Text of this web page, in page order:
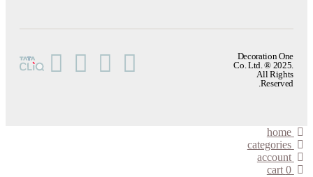
Decoration One
Co. Ltd. ® 2025.
All Rights
Reserved.
home
categories
account
0
cart